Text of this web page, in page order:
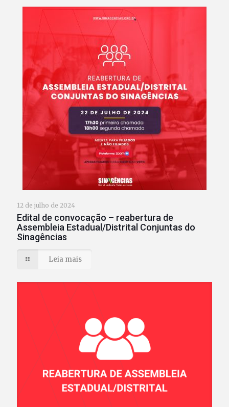
12 de julho de 2024
Edital de convocação – reabertura de
Assembleia Estadual/Distrital Conjuntas do
Sinagências
Leia mais